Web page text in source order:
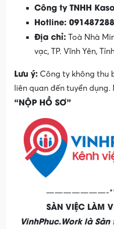
Công ty TNHH
Hotline:
Địa chỉ: Toà Nhà
vạc, TP. Vĩnh Yên,
Lưu ý: Công ty không thu
liên quan đến tuyển
“NỘP HỒ SƠ”
———————-
SÀN VIỆC LÀM
VinhPhuc.Work là